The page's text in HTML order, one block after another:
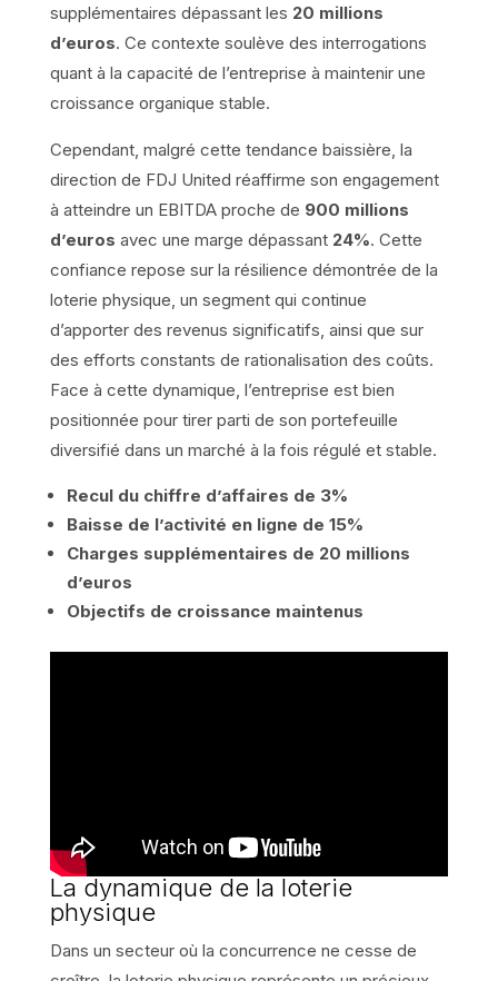
supplémentaires dépassant les 20 millions
d’euros. Ce contexte soulève des interrogations
quant à la capacité de l’entreprise à maintenir une
croissance organique stable.
Cependant, malgré cette tendance baissière, la
direction de FDJ United réaffirme son engagement
à atteindre un EBITDA proche de 900 millions
d’euros avec une marge dépassant 24%. Cette
confiance repose sur la résilience démontrée de la
loterie physique, un segment qui continue
d’apporter des revenus significatifs, ainsi que sur
des efforts constants de rationalisation des coûts.
Face à cette dynamique, l’entreprise est bien
positionnée pour tirer parti de son portefeuille
diversifié dans un marché à la fois régulé et stable.
Recul du chiffre d’affaires de 3%
Baisse de l’activité en ligne de 15%
Charges supplémentaires de 20 millions
d’euros
Objectifs de croissance maintenus
La dynamique de la loterie
physique
Dans un secteur où la concurrence ne cesse de